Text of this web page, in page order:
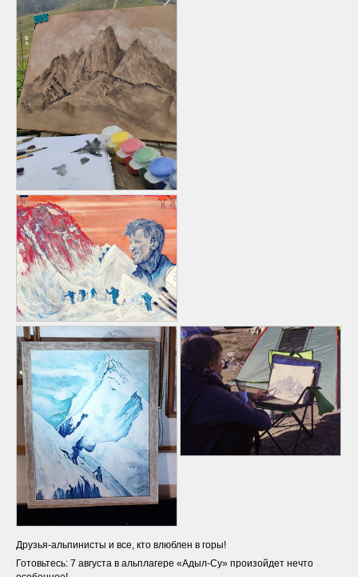
Друзья-альпинисты и все, кто влюблен в горы!
Готовьтесь: 7 августа в альплагере «Адыл-Су» произойдет нечто